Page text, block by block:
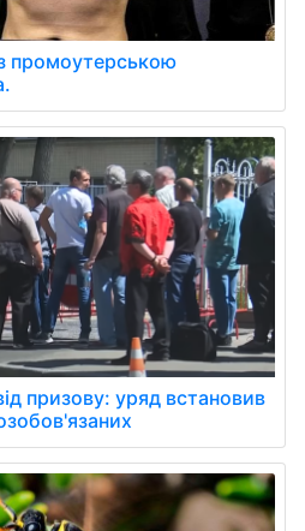
промоутерською
призову: уряд встановив